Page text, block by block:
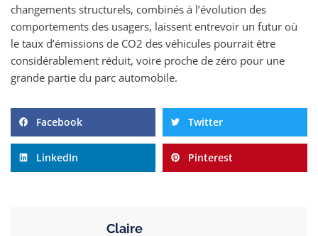
changements structurels, combinés à l’évolution des
comportements des usagers, laissent entrevoir un futur où
le taux d’émissions de CO2 des véhicules pourrait être
considérablement réduit, voire proche de zéro pour une
grande partie du parc automobile.
Facebook Twitter
LinkedIn Pinterest
Claire